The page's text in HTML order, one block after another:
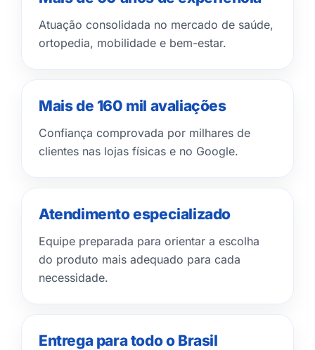
Atuação consolidada no mercado de saúde,
ortopedia, mobilidade e bem-estar.
Mais de 160 mil avaliações
Confiança comprovada por milhares de
clientes nas lojas físicas e no Google.
Atendimento especializado
Equipe preparada para orientar a escolha
do produto mais adequado para cada
necessidade.
Entrega para todo o Brasil